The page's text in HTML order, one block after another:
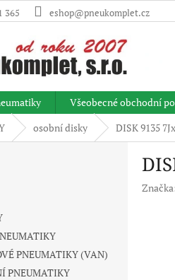
365 eshop@pneukomplet.cz
Všeobecné obchodní
osobní disky DISK 9135
PNEUMATIKY (VAN)
PNEUMATIKY